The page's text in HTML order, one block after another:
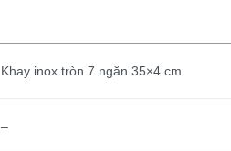
Khay inox tròn 7 ngăn 35×4 cm
–